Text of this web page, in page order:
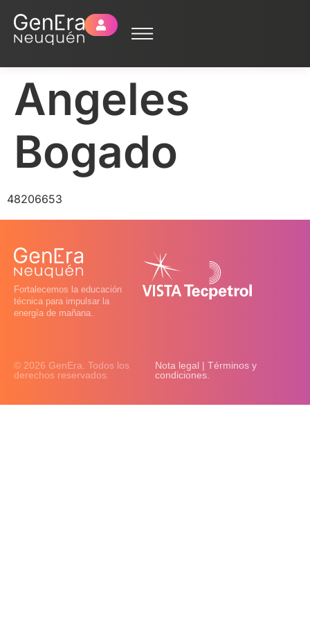
Angeles
Bogado
48206653
Fortalecemos la educación
técnica para impulsar la
energía de mañana.
© 2026 GenEra. Todos los
derechos reservados.
Nota legal | Términos y
condiciones.